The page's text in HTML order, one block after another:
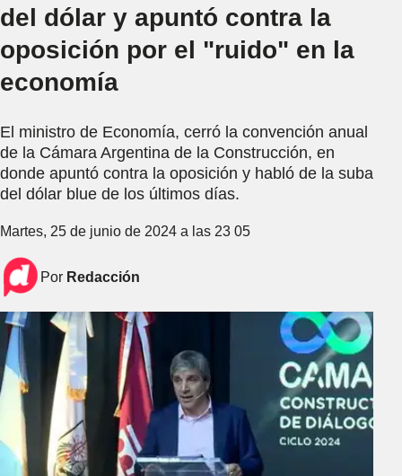
del dólar y apuntó contra la
oposición por el "ruido" en la
economía
El ministro de Economía, cerró la convención anual
de la Cámara Argentina de la Construcción, en
donde apuntó contra la oposición y habló de la suba
del dólar blue de los últimos días.
Martes, 25 de junio de 2024 a las 23 05
Por Redacción